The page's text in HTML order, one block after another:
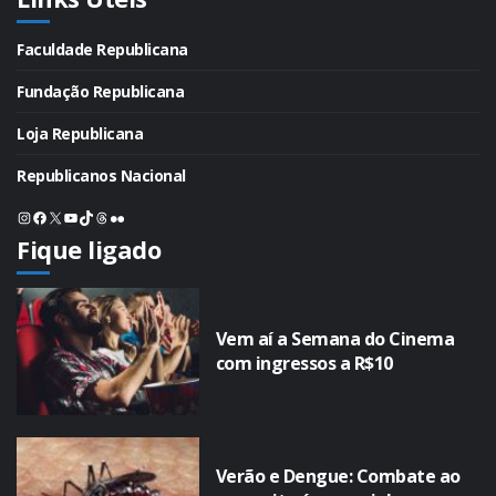
Faculdade Republicana
Fundação Republicana
Loja Republicana
Republicanos Nacional
Instagram
Facebook
X Youtube
TikTok
Threads
Flickr
Fique ligado
Vem aí a Semana do Cinema
com ingressos a R$10
Verão e Dengue: Combate ao